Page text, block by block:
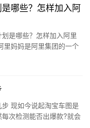
哪些？怎样加入阿
是哪些？怎样加入阿里
里妈妈是阿里集团的一个
现如今说起淘宝车图是
次检测能否出爆款?就会